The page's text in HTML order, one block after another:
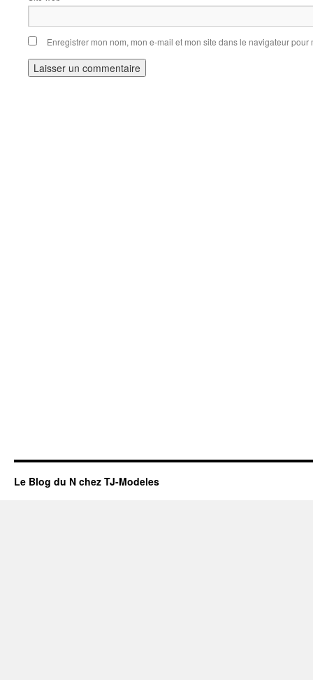
Enregistrer mon nom, mon e-mail et mon site dans le navigateur
Le Blog du N chez TJ-Modeles